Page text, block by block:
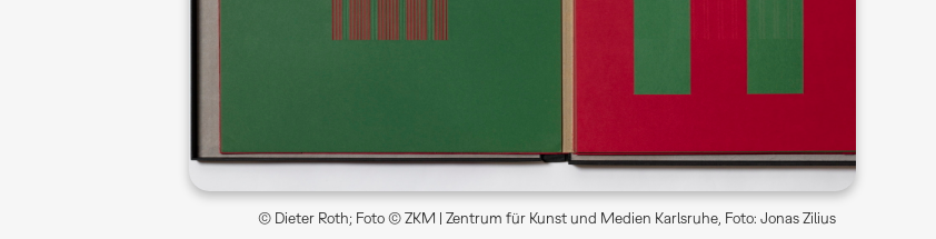
© Dieter Roth; Foto © ZKM | Zentrum für Kunst und Medien Karlsruhe, Foto: Jonas Zilius